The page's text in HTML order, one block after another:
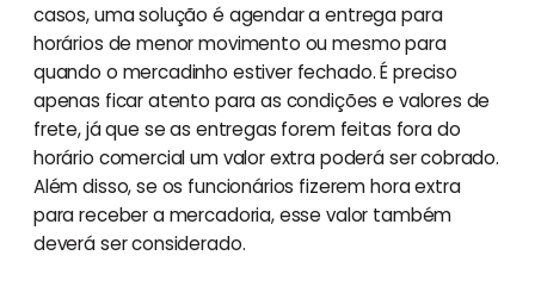
casos, uma solução é agendar a entrega para
horários de menor movimento ou mesmo para
quando o mercadinho estiver fechado. É preciso
apenas ficar atento para as condições e valores de
frete, já que se as entregas forem feitas fora do
horário comercial um valor extra poderá ser cobrado.
Além disso, se os funcionários fizerem hora extra
para receber a mercadoria, esse valor também
deverá ser considerado.